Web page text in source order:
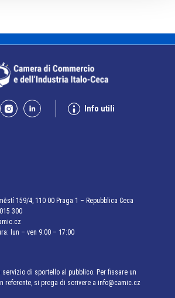
Info utili
159/4, 110 00 Praga 1 – Repubblica Ceca
300
lun – ven 9:00 – 17:00
servizio di sportello al pubblico. Per fissare un
referente, si prega di scrivere a info@camic.cz